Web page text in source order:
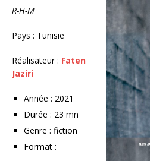
R-H-M
Pays : Tunisie
Réalisateur : Faten
Jaziri
Année : 2021
Durée : 23 mn
Genre : fiction
Format :